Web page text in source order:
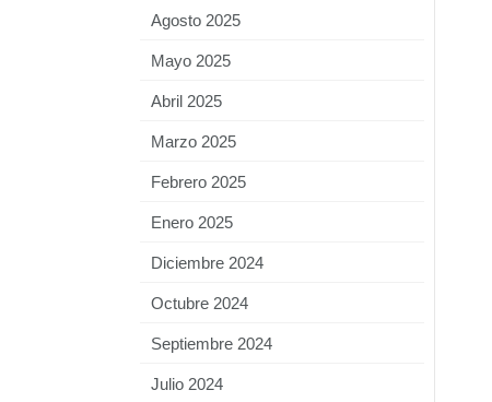
Agosto 2025
Mayo 2025
Abril 2025
Marzo 2025
Febrero 2025
Enero 2025
Diciembre 2024
Octubre 2024
Septiembre 2024
Julio 2024